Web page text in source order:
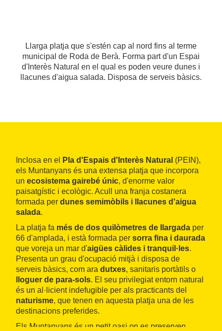
Llarga platja que s'estén cap al nord fins al terme
municipal de Roda de Berà. Forma part d'un Espai
d'Interès Natural en el qual es poden veure dunes i
llacunes d'aigua salada. Disposa de serveis bàsics.
Inclosa en el Pla d'Espais d'Interès Natural (PEIN),
els Muntanyans és una extensa platja que incorpora
un ecosistema gairebé únic, d'enorme valor
paisatgístic i ecològic. Acull una franja costanera
formada per dunes semimòbils i llacunes d'aigua
salada.
La platja fa més de dos quilòmetres de llargada per
66 d'amplada, i està formada per sorra fina i daurada
que voreja un mar d'aigües càlides i tranquil·les.
Presenta un grau d'ocupació mitjà i disposa de
serveis bàsics, com ara dutxes, sanitaris portàtils o
lloguer de para-sols. El seu privilegiat entorn natural
és un al·licient indefugible per als practicants del
naturisme, que tenen en aquesta platja una de les
destinacions preferides.
Els Muntanyans és un petit oasi on es preserven